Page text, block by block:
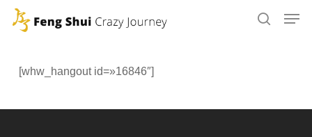
Skip
content[whw_hangout id=»16846″]